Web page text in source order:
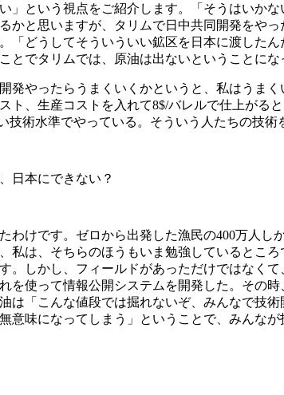
」という視点をご紹介します。「そうはいか
かと思いますが、タリムで日中共同開発をや
「どうしてそういういい鉱区を日本に渡した
とでタリムでは、原油は出ないということにな
発やったらうまくいくかというと、私はうま
ト、生産コストを入れて8$/バレルで仕上が
技術水準でやっている。そういう人たちの技術
日本にできない？
わけです。ゼロから出発した漁民の400万人
私は、そちらのほうもいま勉強しているとこ
。しかし、フィールドがあっただけではなく
を使って情報公開システムを開発した。その
は「こんな値段では掘れないぞ、みんなで技
意味になってしまう」ということで、みんなが